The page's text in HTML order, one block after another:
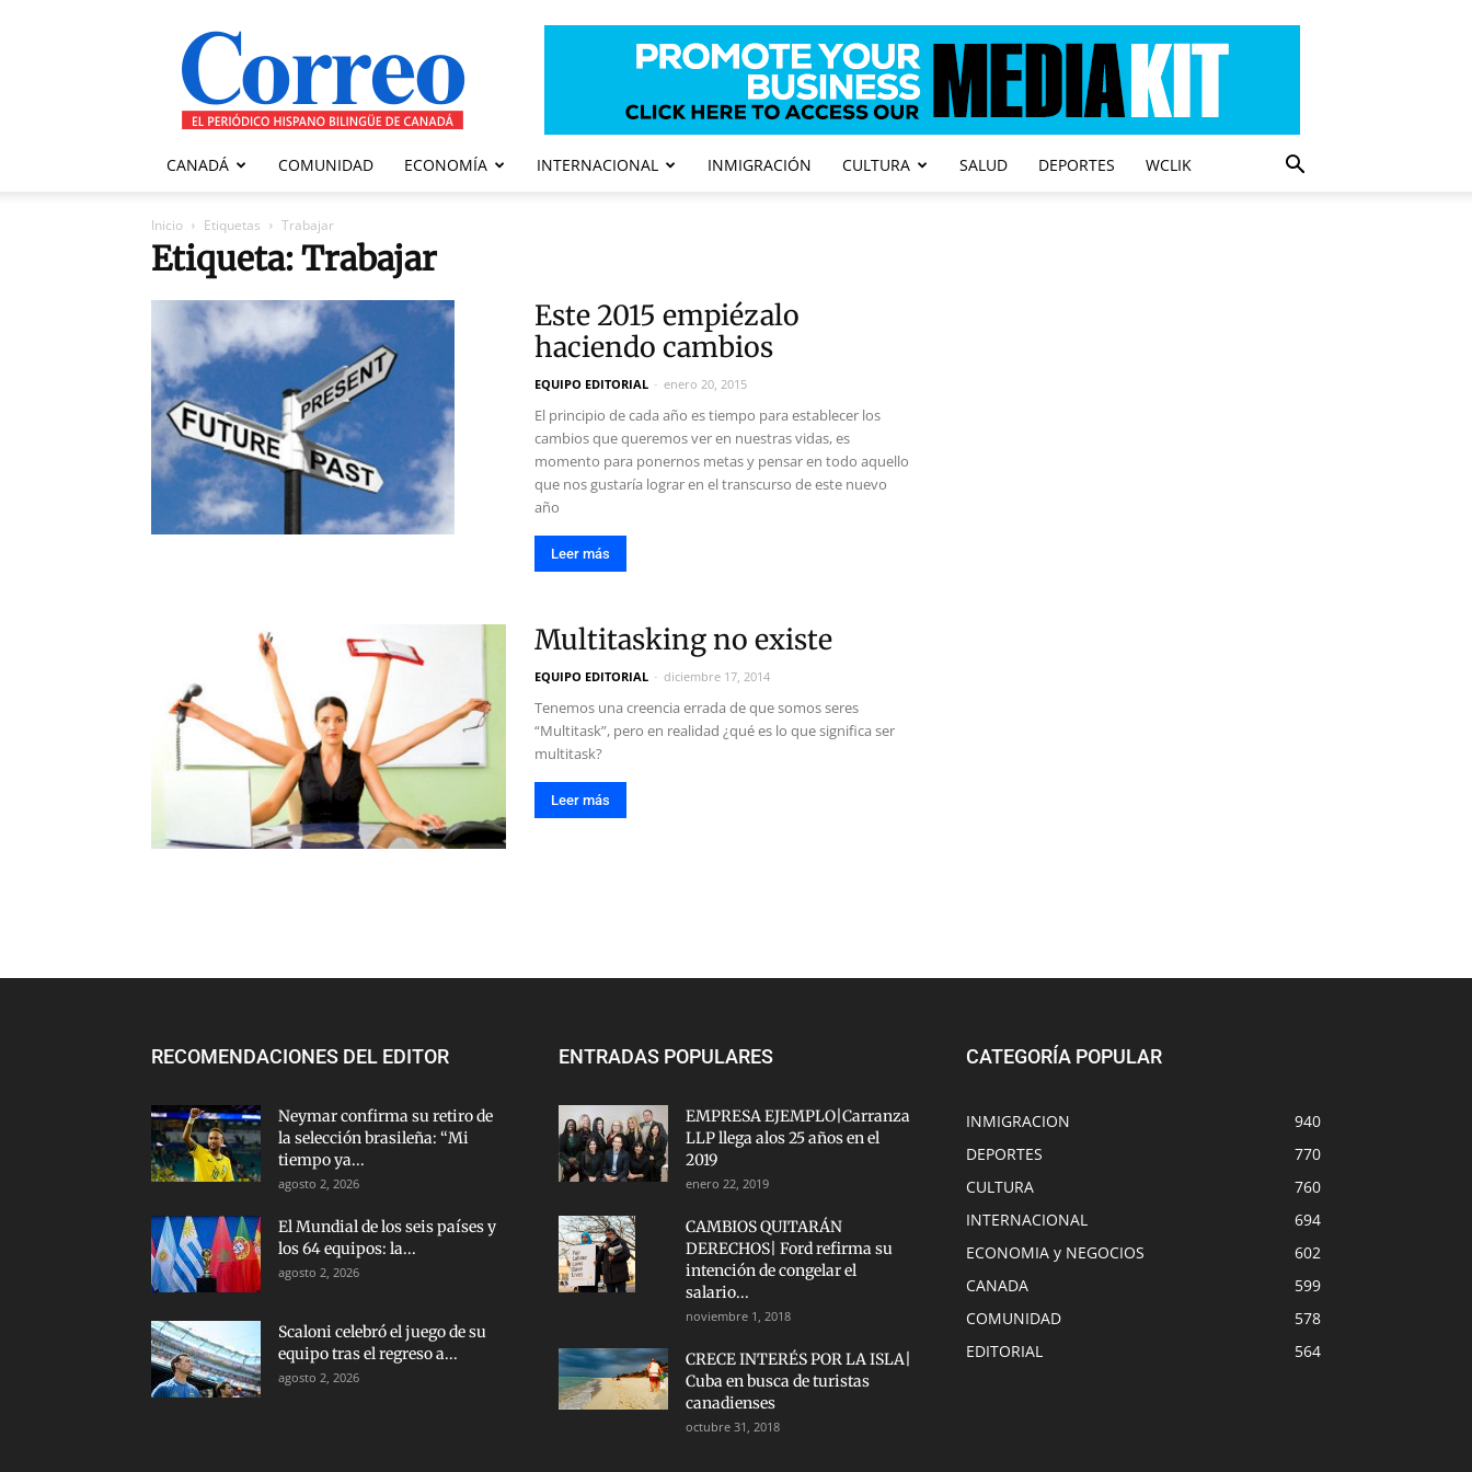
Correo
Canadiense
CANADÁ COMUNIDAD ECONOMÍA INTERNACIONAL INMIGRACIÓN CULTURA SALUD DEPORTES WCLIK
Inicio Etiquetas Trabajar
Etiqueta: Trabajar
Este 2015 empiézalo
haciendo cambios
EQUIPO EDITORIAL - enero 20, 2015
El principio de cada año es tiempo para establecer los
cambios que queremos ver en nuestras vidas, es
momento para ponernos metas y pensar en todo aquello
que nos gustaría lograr en el transcurso de este nuevo
año
Leer más
Multitasking no existe
EQUIPO EDITORIAL - diciembre 17, 2014
Tenemos una creencia errada de que somos seres
“Multitask”, pero en realidad ¿qué es lo que significa ser
multitask?
Leer más
RECOMENDACIONES DEL EDITOR
Neymar confirma su retiro de
la selección brasileña: “Mi
tiempo ya...
agosto 2, 2026
El Mundial de los seis países y
los 64 equipos: la...
agosto 2, 2026
Scaloni celebró el juego de su
equipo tras el regreso a...
agosto 2, 2026
ENTRADAS POPULARES
EMPRESA EJEMPLO|Carranza
LLP llega alos 25 años en el
2019
enero 22, 2019
CAMBIOS QUITARÁN
DERECHOS| Ford refirma su
intención de congelar el
salario...
noviembre 1, 2018
CRECE INTERÉS POR LA ISLA|
Cuba en busca de turistas
canadienses
octubre 31, 2018
CATEGORÍA POPULAR
INMIGRACION
940
DEPORTES
770
CULTURA
760
INTERNACIONAL
694
ECONOMIA y NEGOCIOS
602
CANADA
599
COMUNIDAD
578
EDITORIAL
564